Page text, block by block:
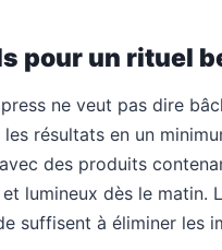
pour un rituel
ne veut pas dire
les résultats en un
des produits
lumineux dès le
suffisent à éliminer les